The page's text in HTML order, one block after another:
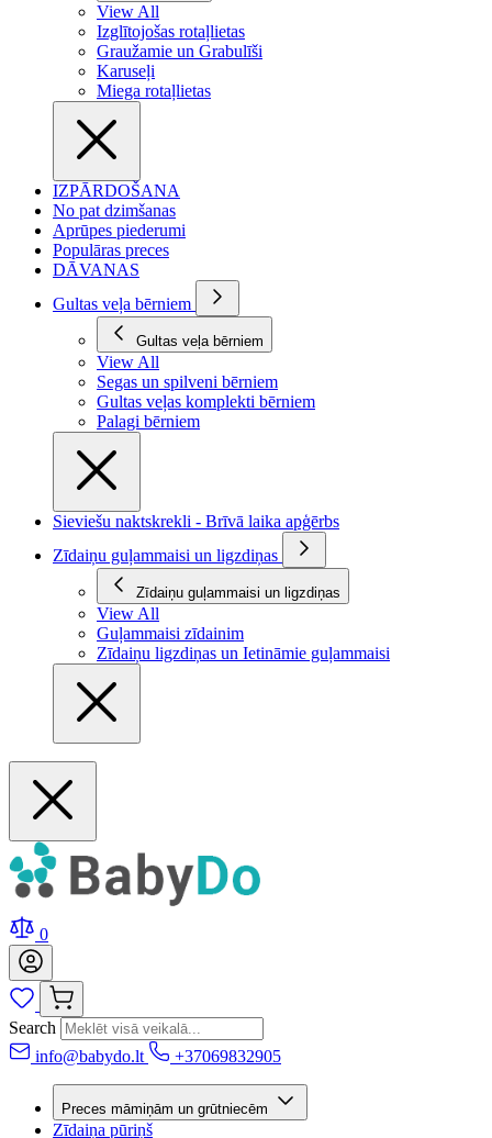
View All
Izglītojošas rotaļlietas
Graužamie un Grabulīši
Karuseļi
Miega rotaļlietas
IZPĀRDOŠANA
No pat dzimšanas
Aprūpes piederumi
Populāras preces
DĀVANAS
Gultas veļa bērniem
Gultas veļa bērniem
View All
Segas un spilveni bērniem
Gultas veļas komplekti bērniem
Palagi bērniem
Sieviešu naktskrekli - Brīvā laika apģērbs
Zīdaiņu guļammaisi un ligzdiņas
Zīdaiņu guļammaisi un ligzdiņas
View All
Guļammaisi zīdainim
Zīdaiņu ligzdiņas un Ietināmie guļammaisi
0
Search
info@babydo.lt
+37069832905
Preces māmiņām un grūtniecēm
Zīdaiņa pūriņš